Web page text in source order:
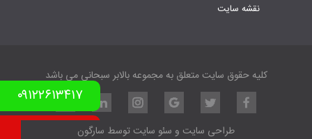
نقشه سایت
۰۹۱۲۲۶۱۳۴۱۷
نمونه کار بالابر
کلیه حقوق سایت متعلق به مجموعه بالابر سبحانی می باشد
طراحی سایت و سئو سایت توسط سارگون